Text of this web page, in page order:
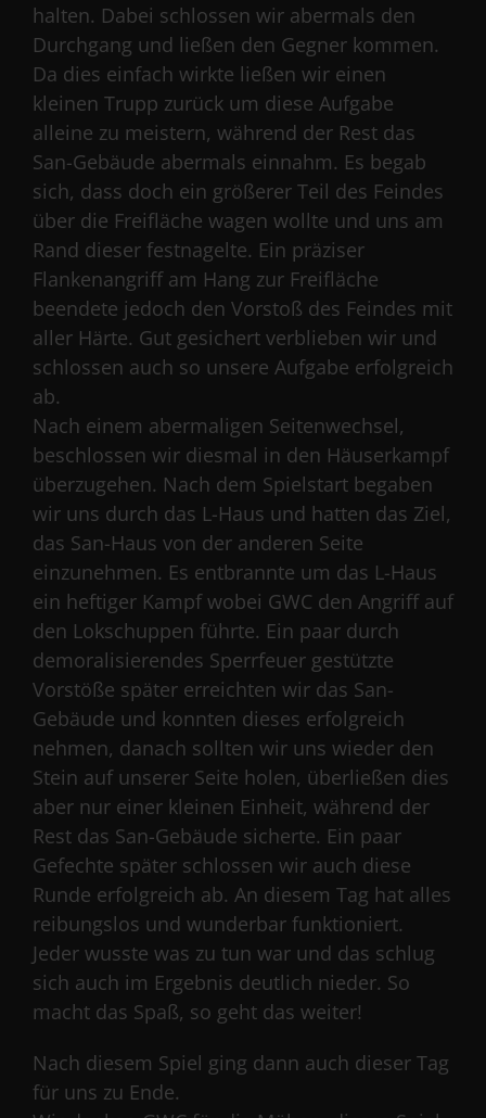
halten. Dabei schlossen wir abermals den
Durchgang und ließen den Gegner kommen.
Da dies einfach wirkte ließen wir einen
kleinen Trupp zurück um diese Aufgabe
alleine zu meistern, während der Rest das
San-Gebäude abermals einnahm. Es begab
sich, dass doch ein größerer Teil des Feindes
über die Freifläche wagen wollte und uns am
Rand dieser festnagelte. Ein präziser
Flankenangriff am Hang zur Freifläche
beendete jedoch den Vorstoß des Feindes mit
aller Härte. Gut gesichert verblieben wir und
schlossen auch so unsere Aufgabe erfolgreich
ab.
Nach einem abermaligen Seitenwechsel,
beschlossen wir diesmal in den Häuserkampf
überzugehen. Nach dem Spielstart begaben
wir uns durch das L-Haus und hatten das Ziel,
das San-Haus von der anderen Seite
einzunehmen. Es entbrannte um das L-Haus
ein heftiger Kampf wobei GWC den Angriff auf
den Lokschuppen führte. Ein paar durch
demoralisierendes Sperrfeuer gestützte
Vorstöße später erreichten wir das San-
Gebäude und konnten dieses erfolgreich
nehmen, danach sollten wir uns wieder den
Stein auf unserer Seite holen, überließen dies
aber nur einer kleinen Einheit, während der
Rest das San-Gebäude sicherte. Ein paar
Gefechte später schlossen wir auch diese
Runde erfolgreich ab. An diesem Tag hat alles
reibungslos und wunderbar funktioniert.
Jeder wusste was zu tun war und das schlug
sich auch im Ergebnis deutlich nieder. So
macht das Spaß, so geht das weiter!
Nach diesem Spiel ging dann auch dieser Tag
für uns zu Ende.